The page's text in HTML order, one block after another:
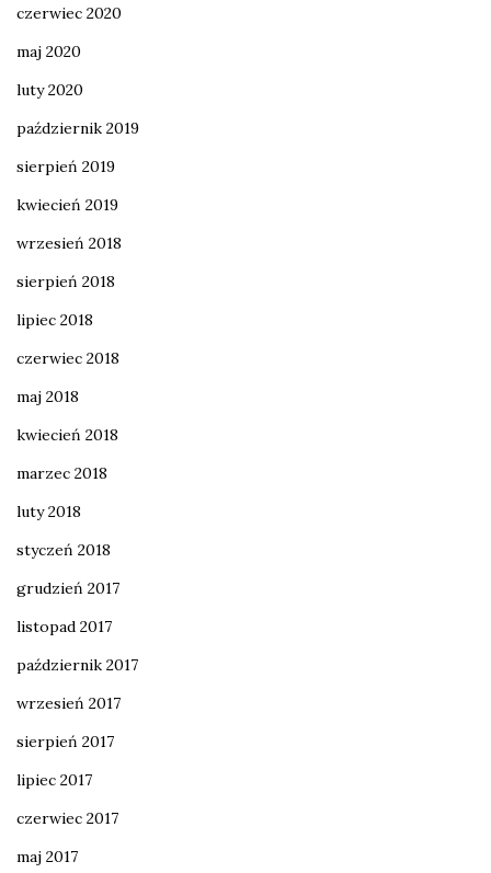
czerwiec 2020
maj 2020
luty 2020
październik 2019
sierpień 2019
kwiecień 2019
wrzesień 2018
sierpień 2018
lipiec 2018
czerwiec 2018
maj 2018
kwiecień 2018
marzec 2018
luty 2018
styczeń 2018
grudzień 2017
listopad 2017
październik 2017
wrzesień 2017
sierpień 2017
lipiec 2017
czerwiec 2017
maj 2017